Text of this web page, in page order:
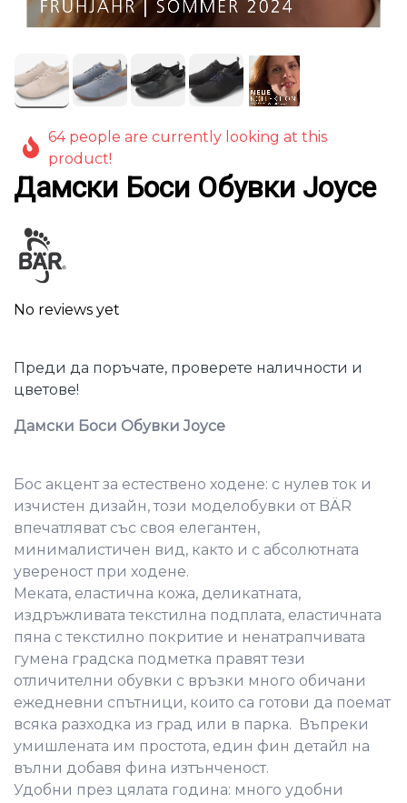
64 people are currently looking at this
product!
Дамски Боси Обувки Joyce
No reviews yet
Преди да поръчате, проверете наличности и
цветове!
Дамски Боси Обувки Joyce
Бос акцент за естествено ходене: с нулев ток и
изчистен дизайн, този моделобувки от BÄR
впечатляват със своя елегантен,
минималистичен вид, както и с абсолютната
увереност при ходене.
Меката, еластична кожа, деликатната,
издръжливата текстилна подплата, еластичната
пяна с текстилно покритие и ненатрапчивата
гумена градска подметка правят тези
отличителни обувки с връзки много обичани
ежедневни спътници, които са готови да поемат
всяка разходка из град или в парка. Въпреки
умишлената им простота, един фин детайл на
вълни добавя фина изтънченост.
Удобни през цялата година: много удобни